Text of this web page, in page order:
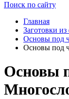
Поиск по сайту
Главная
Заготовки
Основы под
Основы под
Основы